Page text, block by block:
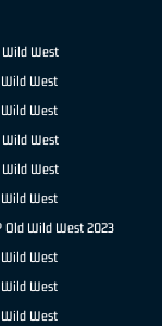
Wild West
Wild West
Wild West
Wild West
Wild West
Wild West
Old Wild West 2023
Wild West
Wild West
Wild West